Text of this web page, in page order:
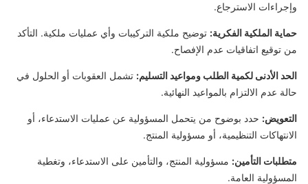
وإجراءات الاسترجاع.
حماية الملكية الفكرية: توضيح ملكية التركيبات وأي عمليات ملكية. التأكد
من توقيع اتفاقيات عدم الإفصاح.
الحد الأدنى لكمية الطلب ومواعيد التسليم: تشمل العقوبات أو الحلول في
حالة عدم الالتزام بالمواعيد النهائية.
التعويض: حدد بوضوح من يتحمل المسؤولية عن عمليات الاستدعاء، أو
الانتهاكات التنظيمية، أو مسؤولية المنتج.
متطلبات التأمين: مسؤولية المنتج، والتأمين على الاستدعاء، وتغطية
المسؤولية العامة.